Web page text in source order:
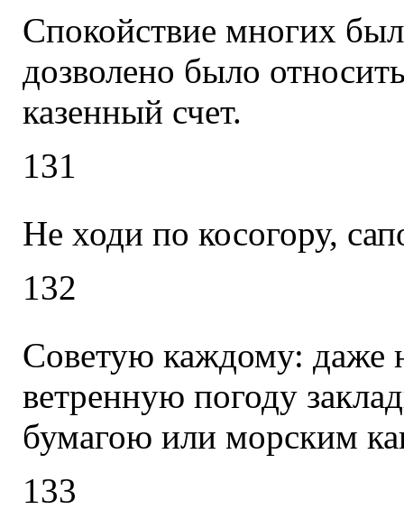
Спокойствие многих
дозволено было
казенный счет.
131
Не ходи по косогору,
132
Советую каждому: даже
ветренную погоду
бумагою или морским
133